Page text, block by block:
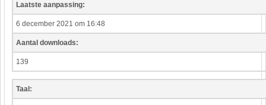
Kunst en Cultuur
Muziek
Sport
Verkeer
Laatste aanpassing:
6 december 2021 om 16:48
Aantal downloads:
139
Taal: